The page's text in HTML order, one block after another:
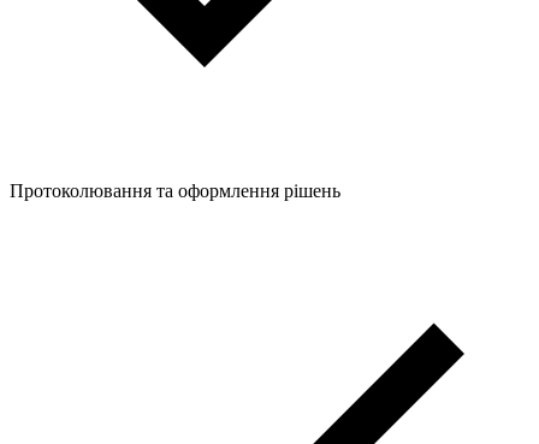
Протоколювання та оформлення рішень